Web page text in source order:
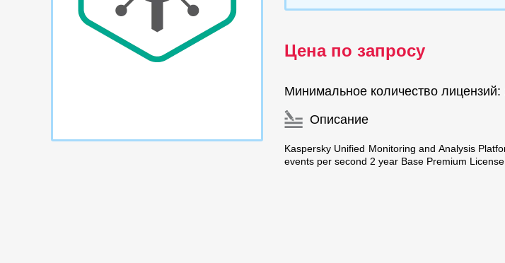
Цена по запросу
Минимальное количество лицензий:
Описание
Kaspersky Unified Monitoring and Analysis
events per second 2 year Base Premium